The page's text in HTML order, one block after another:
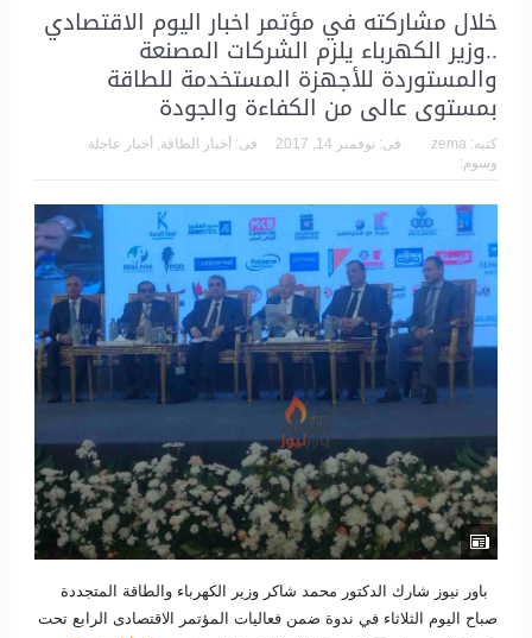
خلال مشاركته في مؤتمر اخبار اليوم الاقتصادي
..وزير الكهرباء يلزم الشركات المصنعة
والمستوردة للأجهزة المستخدمة للطاقة
بمستوى عالى من الكفاءة والجودة
كتبه: zema فى: نوفمبر 14, 2017 فى: أخبار الطاقة, أخبار عاجلة
وسوم:
باور نيوز شارك الدكتور محمد شاكر وزير الكهرباء والطاقة المتجددة
صباح اليوم الثلاثاء في ندوة ضمن فعاليات المؤتمر الاقتصادى الرابع تحت